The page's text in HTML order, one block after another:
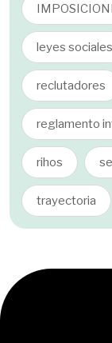
leyes sociales
reclutadores
reglamento
rihos
trayectoria